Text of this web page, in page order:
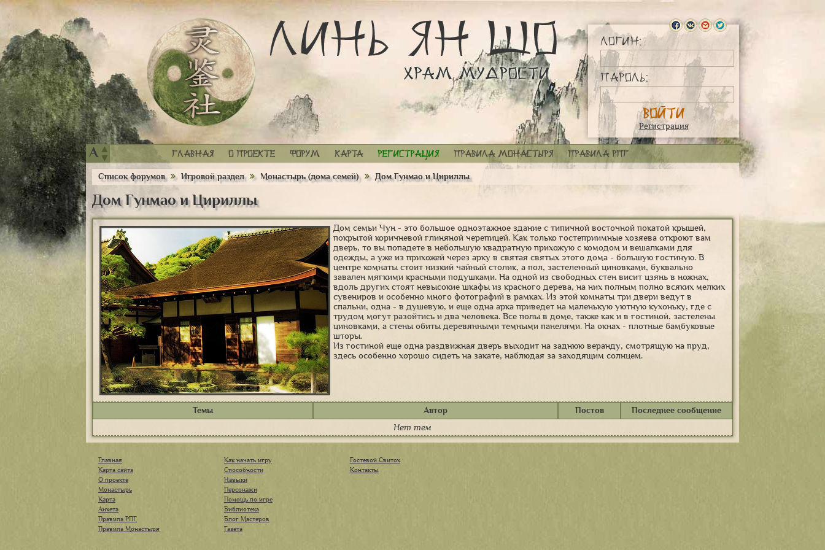
Логин:
Пароль:
Регистрация
A ▲
▼ Главная О проекте Форум Карта Регистрация Правила монастыря Правила РПГ
Список форумов Игровой раздел Монастырь (дома семей) Дом Гунмао и Цириллы
Дом Гунмао и Цириллы
Дом семьи Чун - это большое одноэтажное здание с типичной восточной покатой крышей,
покрытой коричневой глиняной черепицей. Как только гостеприимные хозяева откроют вам
дверь, то вы попадете в небольшую квадратную прихожую с комодом и вешалками для
одежды, а уже из прихожей через арку в святая святых этого дома - большую гостиную. В
центре комнаты стоит низкий чайный столик, а пол, застеленный циновками, буквально
завален мягкими красными подушками. На одной из свободных стен висит цзянь в ножнах,
вдоль других стоят невысокие шкафы из красного дерева, на них полным полно всяких мелких
сувениров и особенно много фотографий в рамках. Из этой комнаты три двери ведут в
спальни, одна - в душевую, и еще одна арка приведет на маленькую уютную кухоньку, где с
трудом могут разойтись и два человека. Все полы в доме, также как и в гостиной, застелены
циновками, а стены обиты деревянными темными панелями. На окнах - плотные бамбуковые
шторы.
Из гостиной еще одна раздвижная дверь выходит на заднюю веранду, смотрящую на пруд,
здесь особенно хорошо сидеть на закате, наблюдая за заходящим солнцем.
Темы Автор Постов Последнее сообщение
Нет тем
Главная
Карта сайта
О проекте
Монастырь
Карта
Анкета
Правила РПГ
Правила Монастыря
Как начать игру
Способности
Навыки
Персонажи
Помощь по игре
Библиотека
Блог Мастеров
Газета
Гостевой Свиток
Контакты